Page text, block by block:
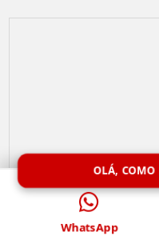
OLÁ, COMO
WhatsApp